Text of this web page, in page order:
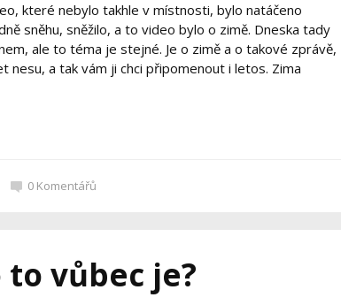
které nebylo takhle v místnosti, bylo natáčeno
sněhu, sněžilo, a to video bylo o zimě. Dneska tady
ale to téma je stejné. Je o zimě a o takové zprávě,
nesu, a tak vám ji chci připomenout i letos. Zima
0 Komentářů
to vůbec je?